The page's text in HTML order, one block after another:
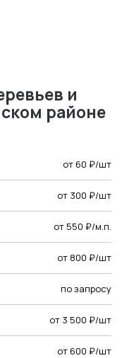
и
районе
от 60 ₽/шт
от 300 ₽/шт
от 550 ₽/м.п.
от 800 ₽/шт
по запросу
от 3 500 ₽/шт
от 600 ₽/шт